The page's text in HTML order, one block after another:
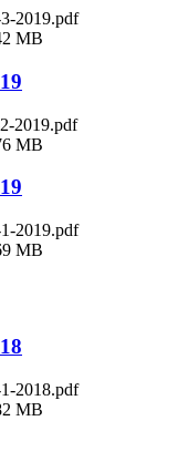
2019.pdf
MB
2019.pdf
MB
2019.pdf
MB
2018.pdf
MB